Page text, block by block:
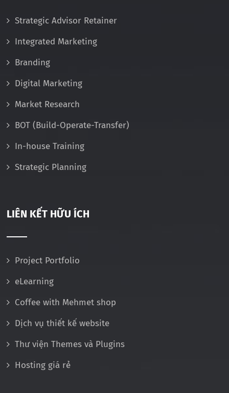
Strategic Advisor Retainer
Integrated Marketing
Branding
Digital Marketing
Market Research
BOT (Build-Operate-Transfer)
In-house Training
Strategic Planning
LIÊN KẾT HỮU ÍCH
Project Portfolio
eLearning
Coffee with Mehmet shop
Dịch vụ thiết kế website
Thư viện Themes và Plugins
Hosting giá rẻ